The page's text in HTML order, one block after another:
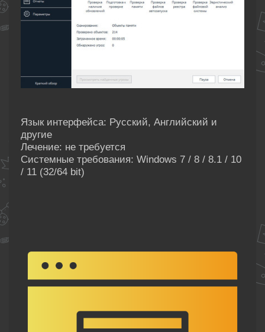
Язык интерфейса: Русский, Английский и
другие
Лечение: не требуется
Системные требования: Windows 7 / 8 / 8.1 / 10
/ 11 (32/64 bit)